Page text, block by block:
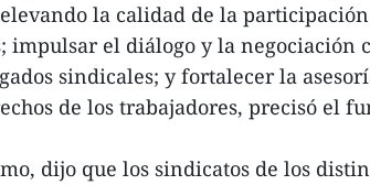
la calidad de la
impulsar el diálogo y la negociación
sindicales; y fortalecer la
de los trabajadores, precisó el
dijo que los sindicatos de los